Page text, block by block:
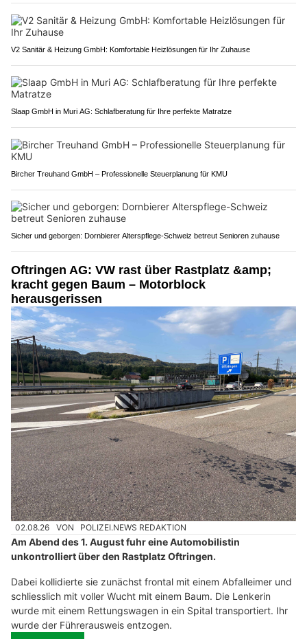
V2 Sanitär & Heizung GmbH: Komfortable Heizlösungen für Ihr Zuhause
Slaap GmbH in Muri AG: Schlafberatung für Ihre perfekte Matratze
Bircher Treuhand GmbH – Professionelle Steuerplanung für KMU
Sicher und geborgen: Dornbierer Alterspflege-Schweiz betreut Senioren zuhause
Oftringen AG: VW rast über Rastplatz &amp;
kracht gegen Baum – Motorblock
herausgerissen
02.08.26 VON POLIZEI.NEWS REDAKTION
Am Abend des 1. August fuhr eine Automobilistin
unkontrolliert über den Rastplatz Oftringen.
Dabei kollidierte sie zunächst frontal mit einem Abfalleimer und
schliesslich mit voller Wucht mit einem Baum. Die Lenkerin
wurde mit einem Rettungswagen in ein Spital transportiert. Ihr
wurde der Führerausweis entzogen.